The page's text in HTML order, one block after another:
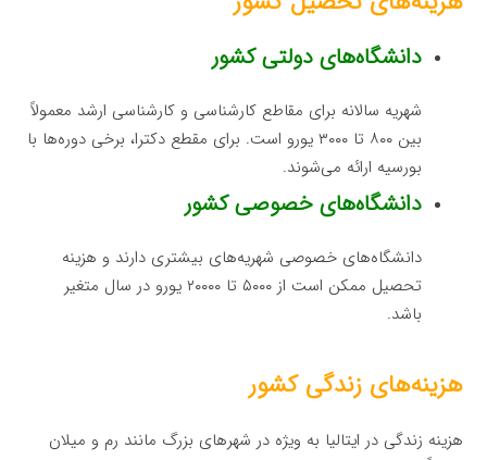
دانشگاه‌های دولتی کشور
شهریه سالانه برای مقاطع کارشناسی و کارشناسی ارشد معمولاً
بین ۸۰۰ تا ۳۰۰۰ یورو است. برای مقطع دکترا، برخی دوره‌ها با
بورسیه ارائه می‌شوند.
دانشگاه‌های خصوصی کشور
دانشگاه‌های خصوصی شهریه‌های بیشتری دارند و هزینه
تحصیل ممکن است از ۵۰۰۰ تا ۲۰۰۰۰ یورو در سال متغیر
باشد.
هزینه‌های زندگی کشور
هزینه زندگی در ایتالیا به ویژه در شهرهای بزرگ مانند رم و میلان